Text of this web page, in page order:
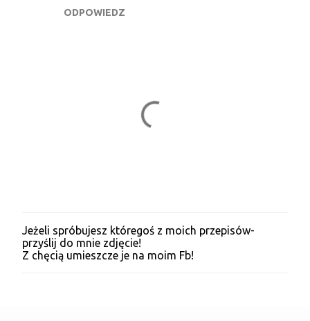
ODPOWIEDZ
P
r
z
Jeżeli spróbujesz któregoś z moich przepisów-
przyślij do mnie zdjęcie!
Z chęcią umieszcze je na moim Fb!